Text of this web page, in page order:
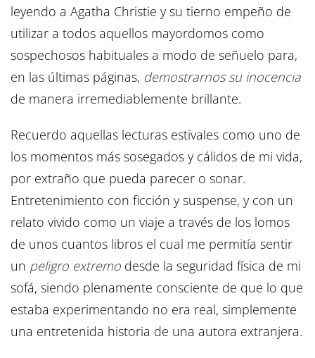
leyendo a Agatha Christie y su tierno empeño de
utilizar a todos aquellos mayordomos como
sospechosos habituales a modo de señuelo para,
en las últimas páginas, demostrarnos su inocencia
de manera irremediablemente brillante.
Recuerdo aquellas lecturas estivales como uno de
los momentos más sosegados y cálidos de mi vida,
por extraño que pueda parecer o sonar.
Entretenimiento con ficción y suspense, y con un
relato vivido como un viaje a través de los lomos
de unos cuantos libros el cual me permitía sentir
un peligro extremo desde la seguridad física de mi
sofá, siendo plenamente consciente de que lo que
estaba experimentando no era real, simplemente
una entretenida historia de una autora extranjera.